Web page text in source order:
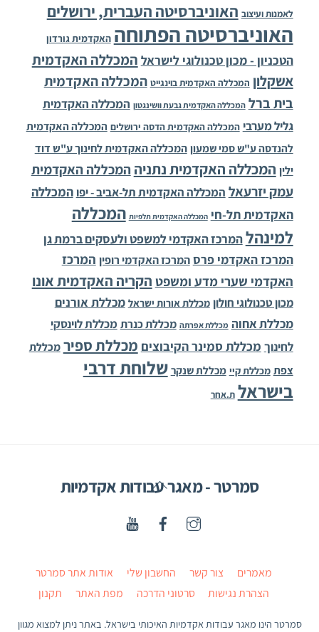
לאמנות ועיצוב האוניברסיטה העברית, ירושלים
האוניברסיטה הפתוחה האקדמית גורדון
הטכניון - מכון טכנולוגי לישראל המכללה האקדמית
אשקלון המכללה האקדמית בוינגייט המכללה האקדמית
בית ברל המכללה האקדמית גבעת וושינגטון המכללה האקדמית
גליל מערבי המכללה האקדמית הדסה ירושלים המכללה האקדמית
להנדסה ע"ש סמי שמעון המכללה האקדמית לחינוך ע"ש דוד
ילין המכללה האקדמית נתניה המכללה האקדמית
עמק יזרעאל המכללה האקדמית תל-אביב - יפו המכללה
האקדמית תל-חי המכללה האקדמית תלפיות המכללה
למינהלהמרכז האקדמי למשפט ולעסקים ברמת גן
המרכז האקדמי פרס המרכז האקדמי רופין המרכז
האקדמי שערי מדע ומשפט הקריה האקדמית אונו
מכון טכנולוגי חולון מכללת אורות ישראל מכללת אורנים
מכללת אחוה מכללת אפרתה מכללת כנרת מכללת לוינסקי
לחינוך מכללת סמינר הקיבוצים מכללת ספיר מכללת
צפת מכללת קיי מכללת שנקר שלוחת דרבי
בישראל ת.אחר
Back
Top
סמרטר - מאגר עבודות אקדמיות
מאמרים צור קשר החשבון שלי
אודות אתר סמרטר
הצהרת נגישות
סרטוני הדרכה מפת האתר תקנון
סמרטר הינו מאגר עבודות אקדמיות האיכותי בישראל. באתר ניתן למצוא מגוון